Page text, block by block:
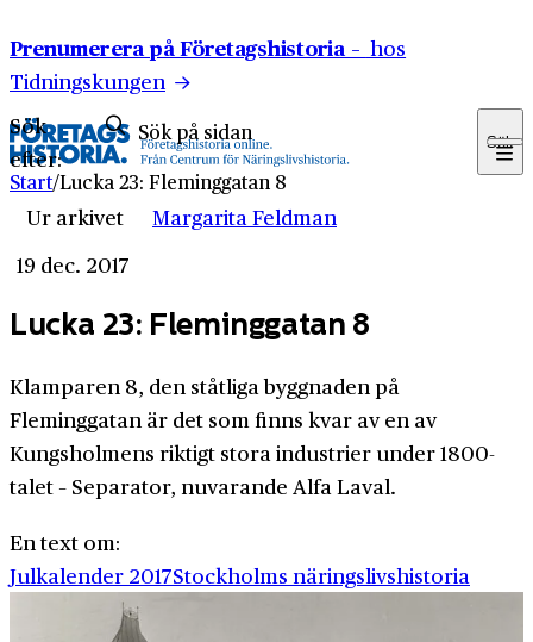
Prenumerera på Företagshistoria – hos
Tidningskungen
Sök
efter:
Sök
Start/Lucka 23: Fleminggatan 8
Ur arkivet
Margarita Feldman
19 dec. 2017
Lucka 23: Fleminggatan 8
Klamparen 8, den ståtliga byggnaden på
Fleminggatan är det som finns kvar av en av
Kungsholmens riktigt stora industrier under 1800-
talet – Separator, nuvarande Alfa Laval.
En text om:
Julkalender 2017Stockholms näringslivshistoria